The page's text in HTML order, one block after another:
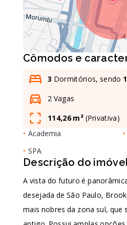
Cômodos e
3 Dormitórios, sendo 1
2 Vagas
114,26 m² (Privativa)
• Academia •
• SPA
Descrição do
A vista do futuro é
desejada de São Paulo,
mais nobres da zona sul, que